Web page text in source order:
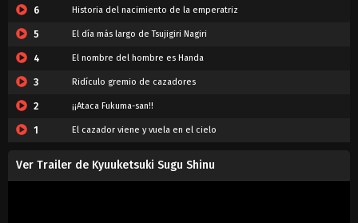
6 Historia del nacimiento de la emperatriz
5 El día más largo de Tsujigiri Nagiri
4 El nombre del hombre es Handa
3 Ridículo gremio de cazadores
2 ¡¡Ataca Fukuma-san!!
1 El cazador viene y vuela en el cielo
Ver Trailer de Kyuuketsuki Sugu Shinu